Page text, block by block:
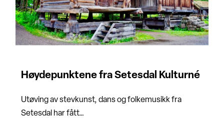
Høydepunktene fra Setesdal Kulturné
Utøving av stevkunst, dans og folkemusikk fra
Setesdal har fått…